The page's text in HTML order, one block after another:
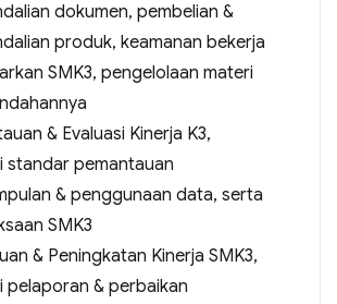
dokumen, pembelian &
produk, keamanan bekerja
SMK3, pengelolaan materi
& Evaluasi Kinerja K3,
standar pemantauan
& penggunaan data, serta
SMK3
& Peningkatan Kinerja SMK3,
pelaporan & perbaikan